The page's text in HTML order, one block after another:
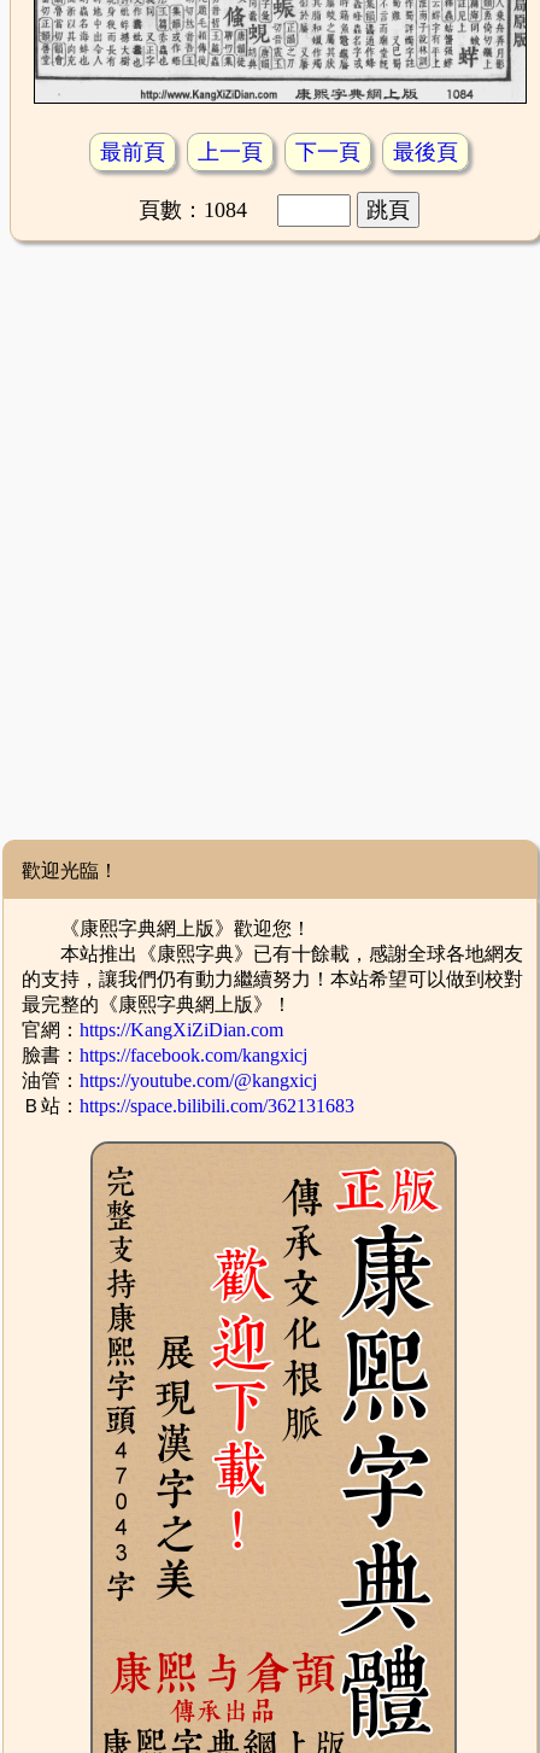
最前頁 上一頁 下一頁 最後頁
頁數：1084
歡迎光臨！
《康熙字典網上版》歡迎您！
本站推出《康熙字典》已有十餘載，感謝全球各地網友
的支持，讓我們仍有動力繼續努力！本站希望可以做到校對
最完整的《康熙字典網上版》！
官網：https://KangXiZiDian.com
臉書：https://facebook.com/kangxicj
油管：https://youtube.com/@kangxicj
Ｂ站：https://space.bilibili.com/362131683